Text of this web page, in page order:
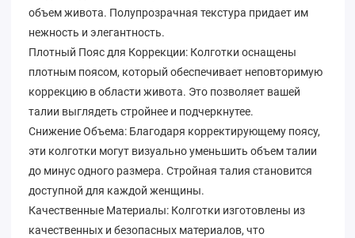
объем живота. Полупрозрачная текстура придает им
нежность и элегантность.
Плотный Пояс для Коррекции: Колготки оснащены
плотным поясом, который обеспечивает неповторимую
коррекцию в области живота. Это позволяет вашей
талии выглядеть стройнее и подчеркнутее.
Снижение Объема: Благодаря корректирующему поясу,
эти колготки могут визуально уменьшить объем талии
до минус одного размера. Стройная талия становится
доступной для каждой женщины.
Качественные Материалы: Колготки изготовлены из
качественных и безопасных материалов, что